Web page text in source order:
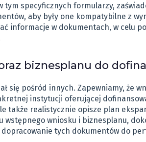
specyficznych formularzy,
aby były one kompatybilne z
informacje w dokumentach, w celu
biznesplanu do
się pośród innych. Zapewniamy, że
instytucji oferującej
także realistycznie opisze plan
wniosku i biznesplanu,
tych dokumentów do